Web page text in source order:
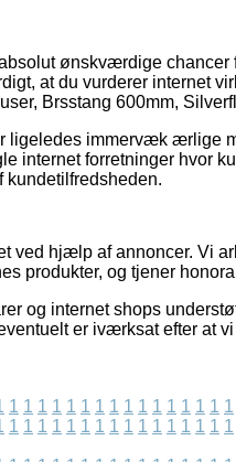
ønskværdige
at du vurderer internet
Brsstang 600mm,
ligeledes immervæk ærlige
internet forretninger hvor
kundetilfredsheden.
ved hjælp af annoncer. Vi
produkter, og tjener
og internet shops
er iværksat efter at
1 1 1 1 1 1 1 1 1 1 1 1 1 1 1 1
1 1 1 1 1 1 1 1 1 1 1 1 1 1 1 1